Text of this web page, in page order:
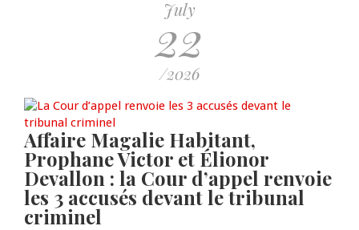
July
22
/2026
Affaire Magalie Habitant,
Prophane Victor et Élionor
Devallon : la Cour d’appel renvoie
les 3 accusés devant le tribunal
criminel